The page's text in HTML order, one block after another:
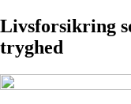
Livsforsikring
tryghed